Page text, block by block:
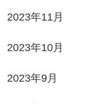
2023年11月
2023年10月
2023年9月